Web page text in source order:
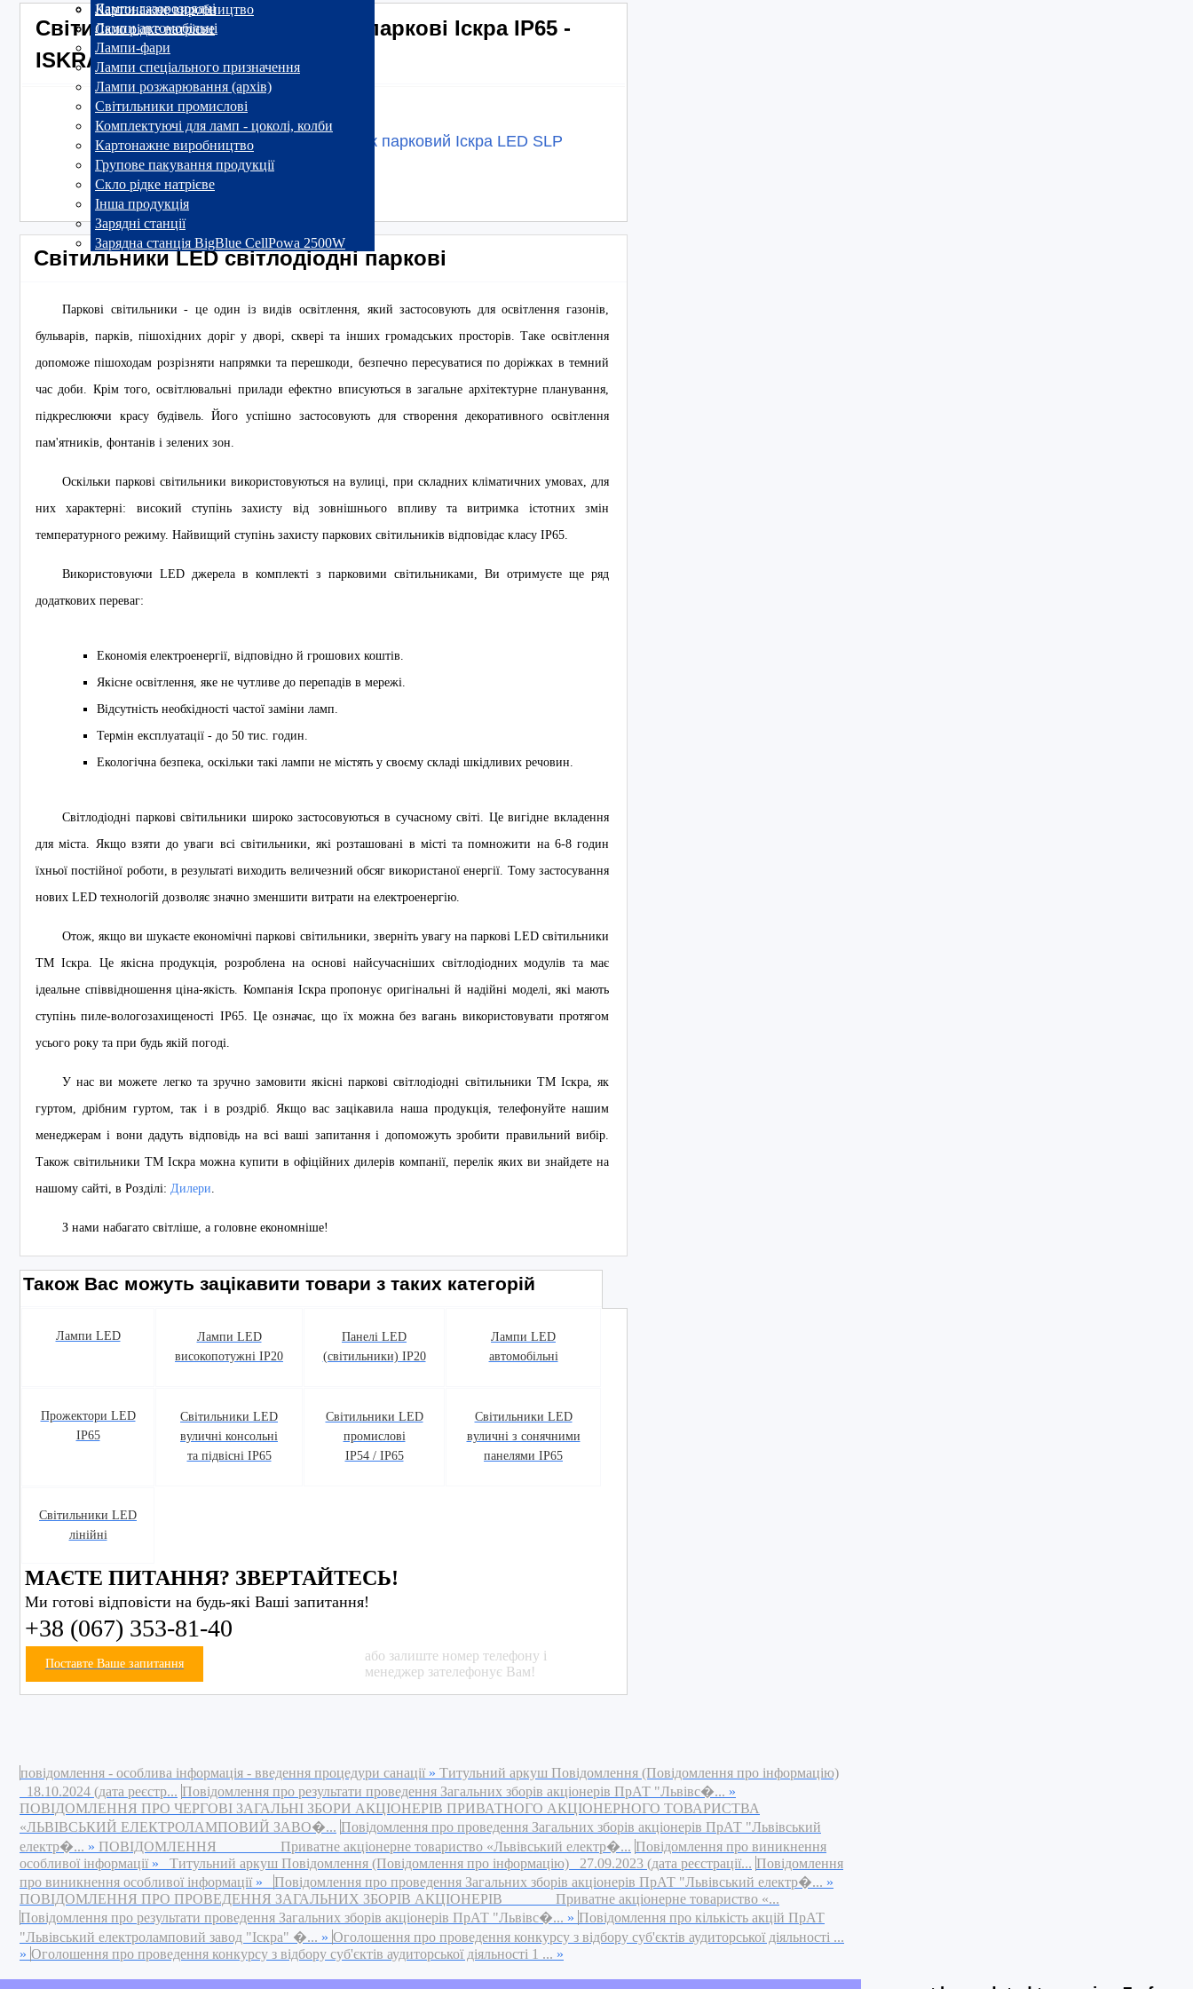
Лампи газорозрядні
Лампи автомобільні
Лампи-фари
Лампи спеціального призначення
Лампи розжарювання (архів)
Світильники промислові
Комплектуючі для ламп - цоколі, колби
Картонажне виробництво
Групове пакування продукції
Скло рідке натрієве
Інша продукція
Зарядні станції
Зарядна станція BigBlue CellPowa 2500W
Картонажне виробництво
Скло рідке натрієве
Світильники LED світлодіодні паркові Іскра IP65 -
ISKRA
®
Світлодіодний світильник парковий Іскра LED SLP
130 Лм/Вт
Потужність, Вт:
Світильники LED світлодіодні паркові
Паркові світильники - це один із видів освітлення, який застосовують для освітлення газонів,
бульварів, парків, пішохідних доріг у дворі, сквері та інших громадських просторів. Таке освітлення
допоможе пішоходам розрізняти напрямки та перешкоди, безпечно пересуватися по доріжках в темний
час доби. Крім того, освітлювальні прилади ефектно вписуються в загальне архітектурне планування,
підкреслюючи красу будівель. Його успішно застосовують для створення декоративного освітлення
пам'ятників, фонтанів і зелених зон.
Оскільки паркові світильники використовуються на вулиці, при складних кліматичних умовах, для
них характерні: високий ступінь захисту від зовнішнього впливу та витримка істотних змін
температурного режиму. Найвищий ступінь захисту паркових світильників відповідає класу IP65.
Використовуючи LED джерела в комплекті з парковими світильниками, Ви отримуєте ще ряд
додаткових переваг:
Економія електроенергії, відповідно й грошових коштів.
Якісне освітлення, яке не чутливе до перепадів в мережі.
Відсутність необхідності частої заміни ламп.
Термін експлуатації - до 50 тис. годин.
Екологічна безпека, оскільки такі лампи не містять у своєму складі шкідливих речовин.
Світлодіодні паркові світильники широко застосовуються в сучасному світі. Це вигідне вкладення
для міста. Якщо взяти до уваги всі світильники, які розташовані в місті та помножити на 6-8 годин
їхньої постійної роботи, в результаті виходить величезний обсяг використаної енергії. Тому застосування
нових LED технологій дозволяє значно зменшити витрати на електроенергію.
Отож, якщо ви шукаєте економічні паркові світильники, зверніть увагу на паркові LED світильники
ТМ Іскра. Це якісна продукція, розроблена на ocнові найсучасніших світлодіодних модулів та має
ідеальне співвідношення ціна-якість. Компанія Іскра пропонує оригінальні й надійні моделі, які мають
ступінь пиле-вологозахищеності IP65. Це означає, що їх можна без вагань використовувати протягом
усього року та при будь якій погоді.
У нас ви можете легко та зручно замовити якісні паркові світлодіодні світильники ТМ Іскра, як
гуртом, дрібним гуртом, так і в роздріб. Якщо вас зацікавила наша продукція, телефонуйте нашим
менеджерам і вони дадуть відповідь на всі ваші запитання і допоможуть зробити правильний вибір.
Також світильники ТМ Іскра можна купити в офіційних дилерів компанії, перелік яких ви знайдете на
нашому сайті, в Розділі: Дилери.
З нами набагато світліше, а головне економніше!
Також Вас можуть зацікавити товари з таких категорій
Лампи LED
Лампи LED
високопотужні IP20
Панелі LED
(світильники) IP20
Лампи LED
автомобільні
Прожектори LED
IP65
Світильники LED
вуличні консольні
та підвісні IP65
Світильники LED
промислові
IP54 / IP65
Світильники LED
вуличні з сонячними
панелями IP65
Світильники LED
лінійні
МАЄТЕ ПИТАННЯ? ЗВЕРТАЙТЕСЬ!
Ми готові відповісти на будь-які Ваші запитання!
+38 (067) 353-81-40
Поставте Ваше запитання
або залиште номер телефону і
менеджер зателефонує Вам!
повідомлення - особлива інформація - введення процедури санації» Титульний аркуш Повідомлення (Повідомлення про інформацію)
18.10.2024 (дата реєстр... Повідомлення про результати проведення Загальних зборів акціонерів ПрАТ "Львівс�... »
ПОВІДОМЛЕННЯ ПРО ЧЕРГОВІ ЗАГАЛЬНІ ЗБОРИ АКЦІОНЕРІВ ПРИВАТНОГО АКЦІОНЕРНОГО ТОВАРИСТВА
«ЛЬВІВСЬКИЙ ЕЛЕКТРОЛАМПОВИЙ ЗАВО�... Повідомлення про проведення Загальних зборів акціонерів ПрАТ "Львівський
електр�... » ПОВІДОМЛЕННЯ Приватне акціонерне товариство «Львівський електр�... Повідомлення про виникнення
особливої інформації » Титульний аркуш Повідомлення (Повідомлення про інформацію) 27.09.2023 (дата реєстрації... Повідомлення
про виникнення особливої інформації » Повідомлення про проведення Загальних зборів акціонерів ПрАТ "Львівський електр�... »
ПОВІДОМЛЕННЯ ПРО ПРОВЕДЕННЯ ЗАГАЛЬНИХ ЗБОРІВ АКЦІОНЕРІВ Приватне акціонерне товариство «...
Повідомлення про результати проведення Загальних зборів акціонерів ПрАТ "Львівс�... » Повідомлення про кількість акцій ПрАТ
"Львівський електроламповий завод "Іскра" �... » Оголошення про проведення конкурсу з відбору суб'єктів аудиторської діяльності ...
» Оголошення про проведення конкурсу з відбору суб'єктів аудиторської діяльності 1 ... »